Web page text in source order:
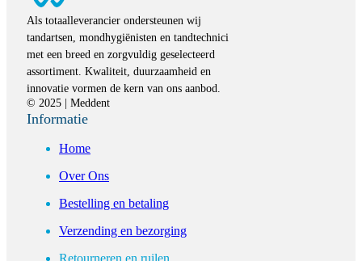
Als totaalleverancier ondersteunen wij
tandartsen, mondhygiënisten en tandtechnici
met een breed en zorgvuldig geselecteerd
assortiment. Kwaliteit, duurzaamheid en
innovatie vormen de kern van ons aanbod.
© 2025 | Meddent
Informatie
Home
Over Ons
Bestelling en betaling
Verzending en bezorging
Retourneren en ruilen